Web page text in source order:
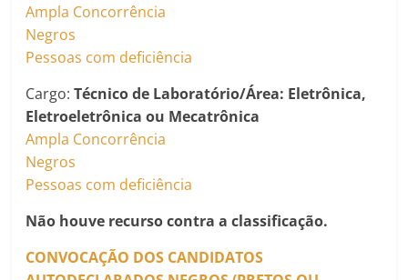
Ampla Concorrência
Negros
Pessoas com deficiência
Cargo:Técnico de Laboratório/Área: Eletrônica,
Eletroeletrônica ou Mecatrônica
Ampla Concorrência
Negros
Pessoas com deficiência
Não houve recurso contra a classificação.
CONVOCAÇÃO DOS CANDIDATOS